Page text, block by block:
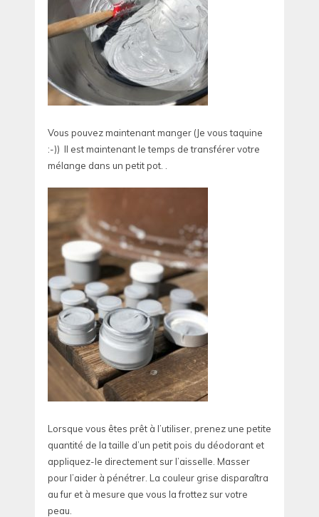
Vous pouvez maintenant manger (Je vous taquine
:-)) Il est maintenant le temps de transférer votre
mélange dans un petit pot. .
Lorsque vous êtes prêt à l’utiliser, prenez une petite
quantité de la taille d’un petit pois du déodorant et
appliquez-le directement sur l’aisselle. Masser
pour l’aider à pénétrer. La couleur grise disparaîtra
au fur et à mesure que vous la frottez sur votre
peau.